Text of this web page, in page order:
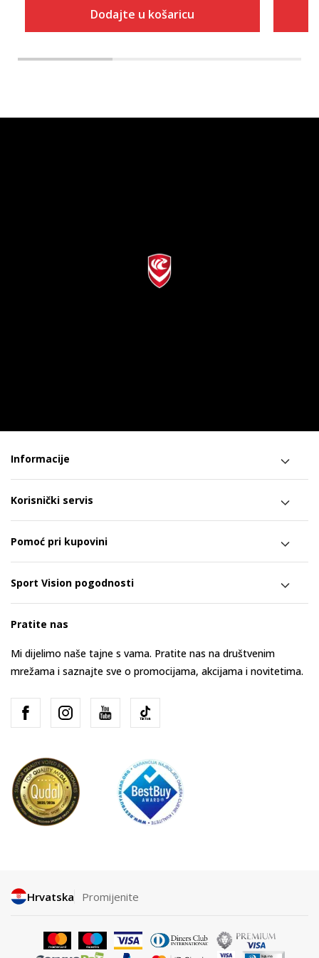
Dodajte u košaricu
Informacije
Korisnički servis
Pomoć pri kupovini
Sport Vision pogodnosti
Pratite nas
Mi dijelimo naše tajne s vama. Pratite nas na društvenim
mrežama i saznajte sve o promocijama, akcijama i novitetima.
Hrvatska Promijenite